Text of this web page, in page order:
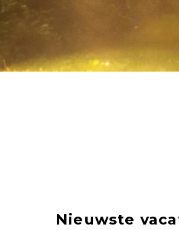
Nieuwste